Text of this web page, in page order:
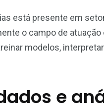
está presente em
o campo de
modelos,
e